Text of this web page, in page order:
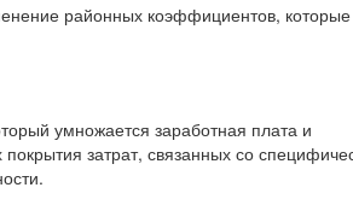
районных коэффициентов,
умножается заработная плата и
затрат, связанных со